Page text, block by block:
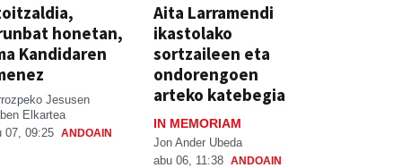
honetan,
Kandidaren
Jesusen
Elkartea
07, 09:25 ANDOAIN
Aita Larramendi
ikastolako
sortzaileen eta
ondorengoen
arteko katebegia
IN MEMORIAM
Jon Ander Ubeda
abu 06, 11:38 ANDOAIN